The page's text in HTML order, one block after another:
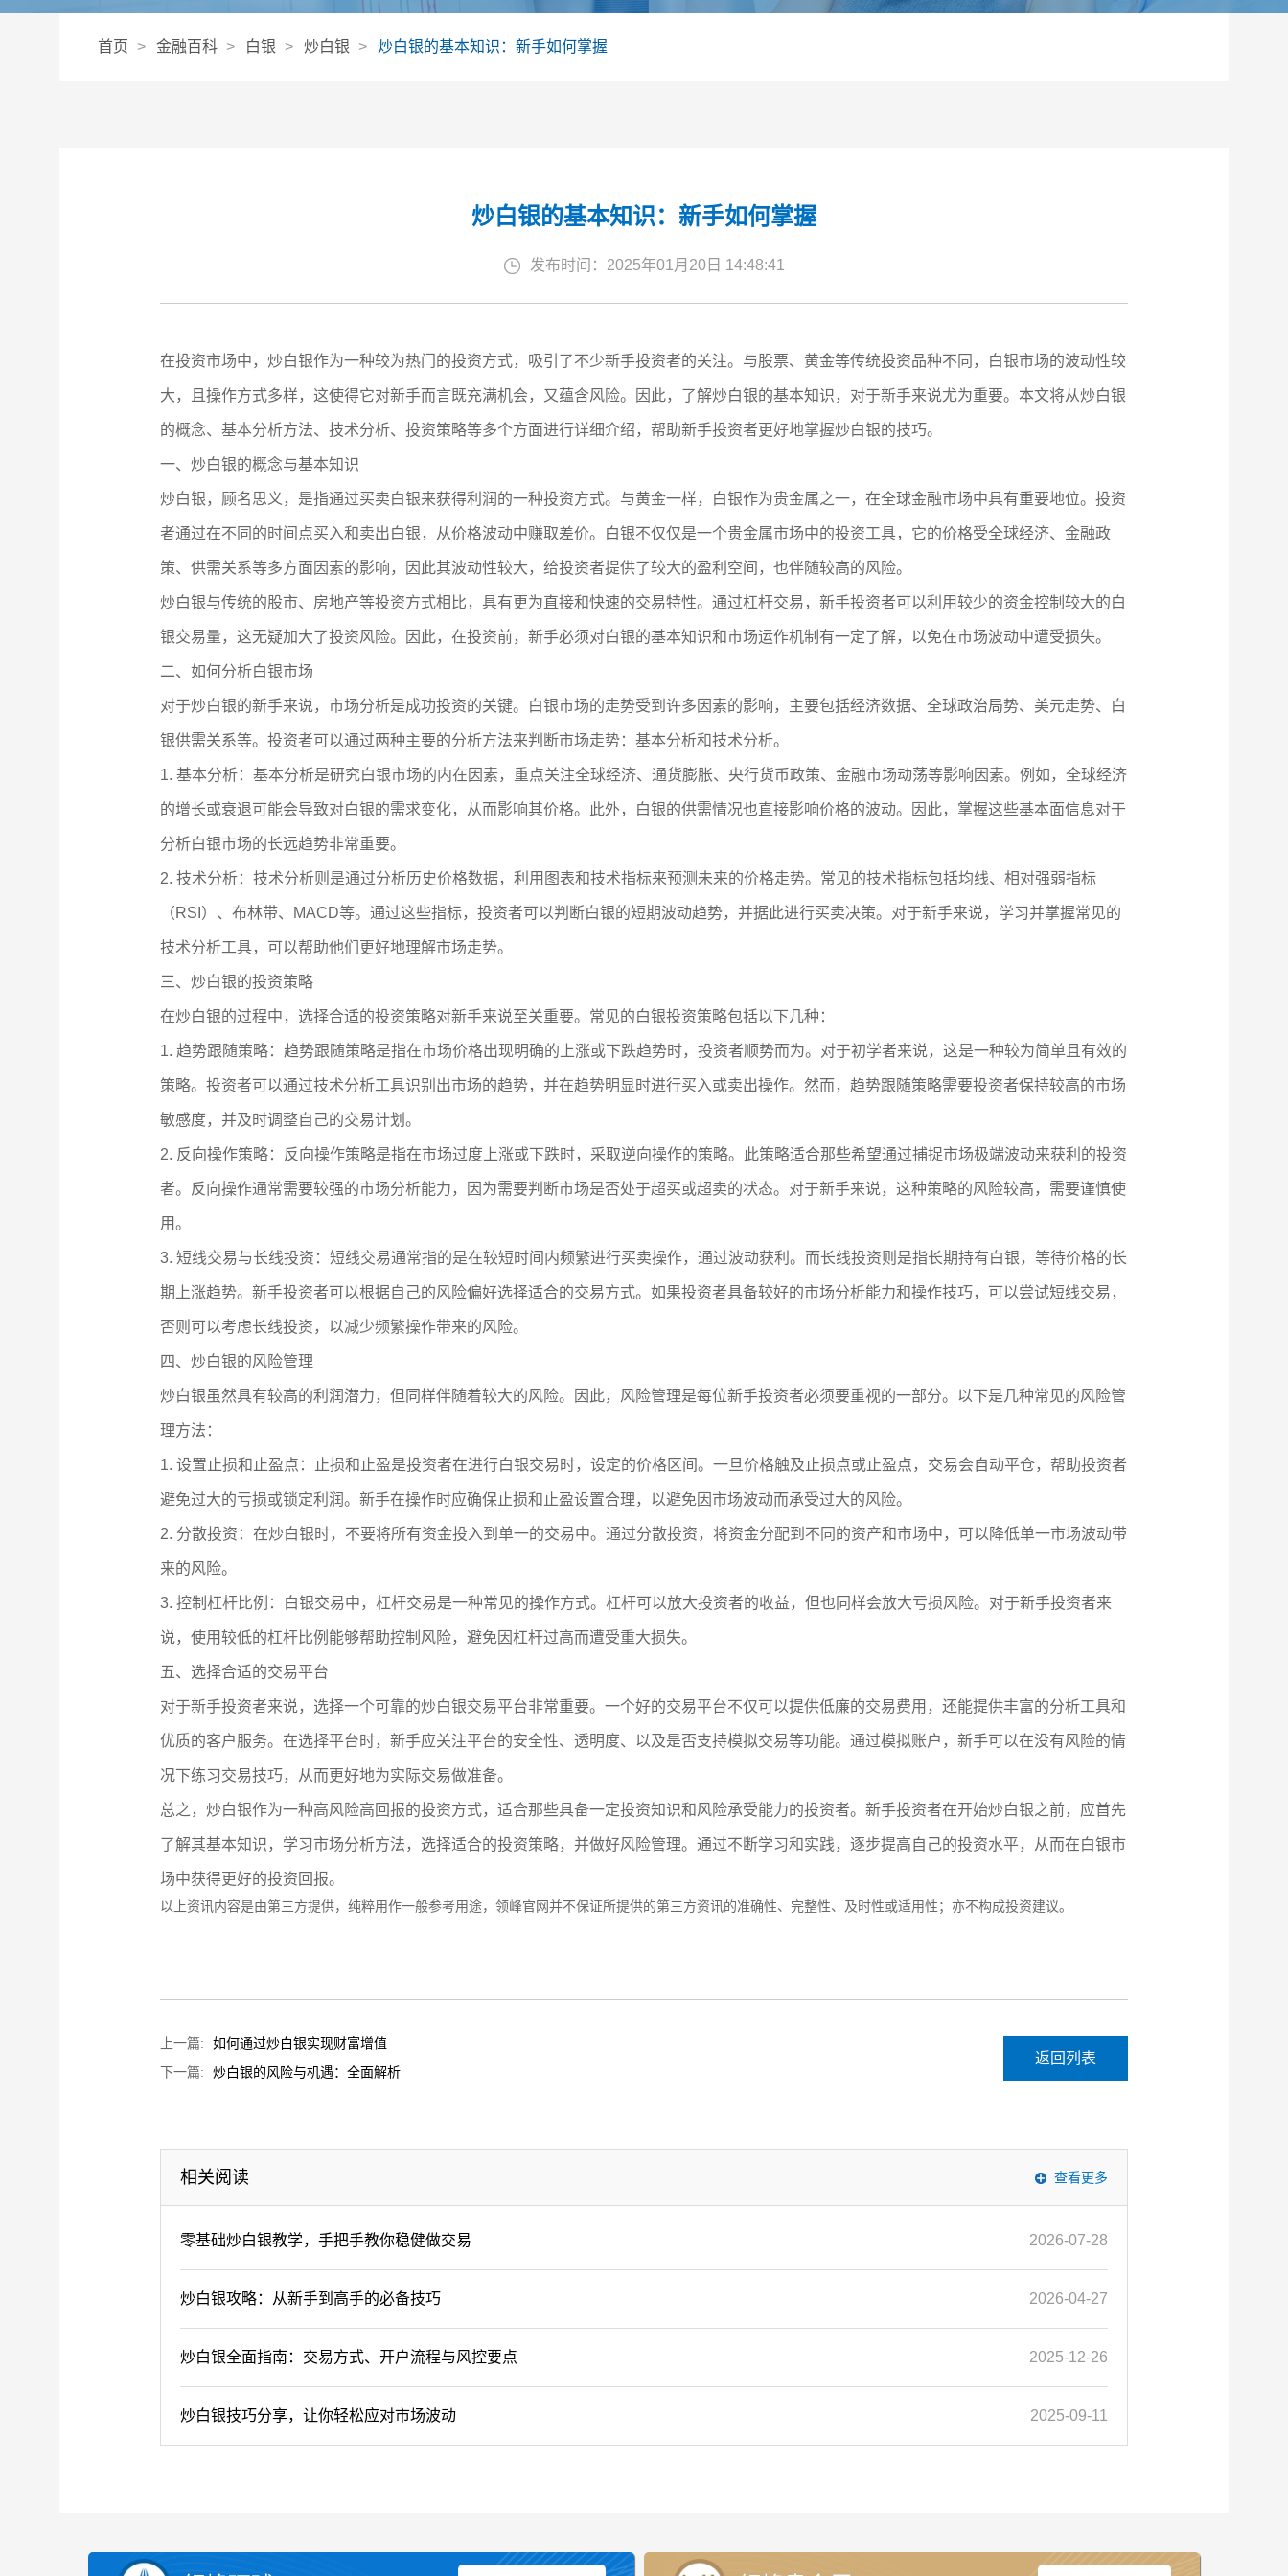
首页 金融百科 白银 炒白银 炒白银的基本知识：新手如何掌握
炒白银的基本知识：新手如何掌握
发布时间：2025年01月20日 14:48:41
在投资市场中，炒白银作为一种较为热门的投资方式，吸引了不少新手投资者的关注。与股票、黄金等传统投资品种不同，白银市场的波动性较
大，且操作方式多样，这使得它对新手而言既充满机会，又蕴含风险。因此，了解炒白银的基本知识，对于新手来说尤为重要。本文将从炒白银
的概念、基本分析方法、技术分析、投资策略等多个方面进行详细介绍，帮助新手投资者更好地掌握炒白银的技巧。
一、炒白银的概念与基本知识
炒白银，顾名思义，是指通过买卖白银来获得利润的一种投资方式。与黄金一样，白银作为贵金属之一，在全球金融市场中具有重要地位。投资
者通过在不同的时间点买入和卖出白银，从价格波动中赚取差价。白银不仅仅是一个贵金属市场中的投资工具，它的价格受全球经济、金融政
策、供需关系等多方面因素的影响，因此其波动性较大，给投资者提供了较大的盈利空间，也伴随较高的风险。
炒白银与传统的股市、房地产等投资方式相比，具有更为直接和快速的交易特性。通过杠杆交易，新手投资者可以利用较少的资金控制较大的白
银交易量，这无疑加大了投资风险。因此，在投资前，新手必须对白银的基本知识和市场运作机制有一定了解，以免在市场波动中遭受损失。
二、如何分析白银市场
对于炒白银的新手来说，市场分析是成功投资的关键。白银市场的走势受到许多因素的影响，主要包括经济数据、全球政治局势、美元走势、白
银供需关系等。投资者可以通过两种主要的分析方法来判断市场走势：基本分析和技术分析。
1. 基本分析：基本分析是研究白银市场的内在因素，重点关注全球经济、通货膨胀、央行货币政策、金融市场动荡等影响因素。例如，全球经济
的增长或衰退可能会导致对白银的需求变化，从而影响其价格。此外，白银的供需情况也直接影响价格的波动。因此，掌握这些基本面信息对于
分析白银市场的长远趋势非常重要。
2. 技术分析：技术分析则是通过分析历史价格数据，利用图表和技术指标来预测未来的价格走势。常见的技术指标包括均线、相对强弱指标
（RSI）、布林带、MACD等。通过这些指标，投资者可以判断白银的短期波动趋势，并据此进行买卖决策。对于新手来说，学习并掌握常见的
技术分析工具，可以帮助他们更好地理解市场走势。
三、炒白银的投资策略
在炒白银的过程中，选择合适的投资策略对新手来说至关重要。常见的白银投资策略包括以下几种：
1. 趋势跟随策略：趋势跟随策略是指在市场价格出现明确的上涨或下跌趋势时，投资者顺势而为。对于初学者来说，这是一种较为简单且有效的
策略。投资者可以通过技术分析工具识别出市场的趋势，并在趋势明显时进行买入或卖出操作。然而，趋势跟随策略需要投资者保持较高的市场
敏感度，并及时调整自己的交易计划。
2. 反向操作策略：反向操作策略是指在市场过度上涨或下跌时，采取逆向操作的策略。此策略适合那些希望通过捕捉市场极端波动来获利的投资
者。反向操作通常需要较强的市场分析能力，因为需要判断市场是否处于超买或超卖的状态。对于新手来说，这种策略的风险较高，需要谨慎使
用。
3. 短线交易与长线投资：短线交易通常指的是在较短时间内频繁进行买卖操作，通过波动获利。而长线投资则是指长期持有白银，等待价格的长
期上涨趋势。新手投资者可以根据自己的风险偏好选择适合的交易方式。如果投资者具备较好的市场分析能力和操作技巧，可以尝试短线交易，
否则可以考虑长线投资，以减少频繁操作带来的风险。
四、炒白银的风险管理
炒白银虽然具有较高的利润潜力，但同样伴随着较大的风险。因此，风险管理是每位新手投资者必须要重视的一部分。以下是几种常见的风险管
理方法：
1. 设置止损和止盈点：止损和止盈是投资者在进行白银交易时，设定的价格区间。一旦价格触及止损点或止盈点，交易会自动平仓，帮助投资者
避免过大的亏损或锁定利润。新手在操作时应确保止损和止盈设置合理，以避免因市场波动而承受过大的风险。
2. 分散投资：在炒白银时，不要将所有资金投入到单一的交易中。通过分散投资，将资金分配到不同的资产和市场中，可以降低单一市场波动带
来的风险。
3. 控制杠杆比例：白银交易中，杠杆交易是一种常见的操作方式。杠杆可以放大投资者的收益，但也同样会放大亏损风险。对于新手投资者来
说，使用较低的杠杆比例能够帮助控制风险，避免因杠杆过高而遭受重大损失。
五、选择合适的交易平台
对于新手投资者来说，选择一个可靠的炒白银交易平台非常重要。一个好的交易平台不仅可以提供低廉的交易费用，还能提供丰富的分析工具和
优质的客户服务。在选择平台时，新手应关注平台的安全性、透明度、以及是否支持模拟交易等功能。通过模拟账户，新手可以在没有风险的情
况下练习交易技巧，从而更好地为实际交易做准备。
总之，炒白银作为一种高风险高回报的投资方式，适合那些具备一定投资知识和风险承受能力的投资者。新手投资者在开始炒白银之前，应首先
了解其基本知识，学习市场分析方法，选择适合的投资策略，并做好风险管理。通过不断学习和实践，逐步提高自己的投资水平，从而在白银市
场中获得更好的投资回报。
以上资讯内容是由第三方提供，纯粹用作一般参考用途，领峰官网并不保证所提供的第三方资讯的准确性、完整性、及时性或适用性；亦不构成投资建议。
上一篇:
如何通过炒白银实现财富增值
下一篇:
炒白银的风险与机遇：全面解析
返回列表
相关阅读 查看更多
零基础炒白银教学，手把手教你稳健做交易 2026-07-28
炒白银攻略：从新手到高手的必备技巧 2026-04-27
炒白银全面指南：交易方式、开户流程与风控要点 2025-12-26
炒白银技巧分享，让你轻松应对市场波动 2025-09-11